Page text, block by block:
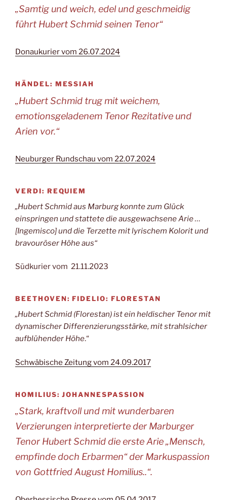
„Samtig und weich, edel und geschmeidig
führt Hubert Schmid seinen Tenor“
Donaukurier vom 26.07.2024
HÄNDEL: MESSIAH
„Hubert Schmid trug mit weichem,
emotionsgeladenem Tenor Rezitative und
Arien vor.“
Neuburger Rundschau vom 22.07.2024
VERDI: REQUIEM
„Hubert Schmid aus Marburg konnte zum Glück
einspringen und stattete die ausgewachsene Arie …
[Ingemisco] und die Terzette mit lyrischem Kolorit und
bravouröser Höhe aus“
Südkurier vom 21.11.2023
BEETHOVEN: FIDELIO: FLORESTAN
„Hubert Schmid (Florestan) ist ein heldischer Tenor mit
dynamischer Differenzierungsstärke, mit strahlsicher
aufblühender Höhe.“
Schwäbische Zeitung vom 24.09.2017
HOMILIUS: JOHANNESPASSION
„Stark, kraftvoll und mit wunderbaren
Verzierungen interpretierte der Marburger
Tenor Hubert Schmid die erste Arie „Mensch,
empfinde doch Erbarmen“ der Markuspassion
von Gottfried August Homilius..“.